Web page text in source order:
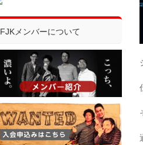
FJKメンバーについて